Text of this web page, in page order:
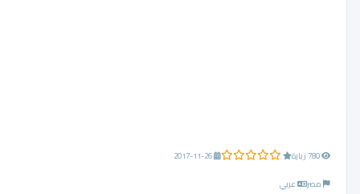
0.0 من 5 نجوم
2017-11-26
مصر
عربي